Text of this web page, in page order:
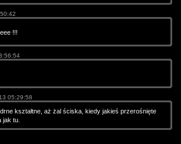
!!!
05:29:58
kształtne, aż żal ściska, kiedy jakieś przerośnięte
jak tu.